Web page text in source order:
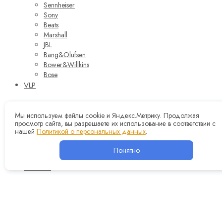
Sennheiser
Sony
Beats
Marshall
JBL
Bang&Olufsen
Bower&Willkins
Bose
VLP
Оплата и доставка
Контакты
Мы используем файлы cookie и Яндекс.Метрику. Продолжая
просмотр сайта, вы разрешаете их использование в соответствии с
нашей Политикой о персональных данных.
Понятно